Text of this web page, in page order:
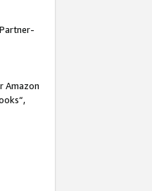
Amazon